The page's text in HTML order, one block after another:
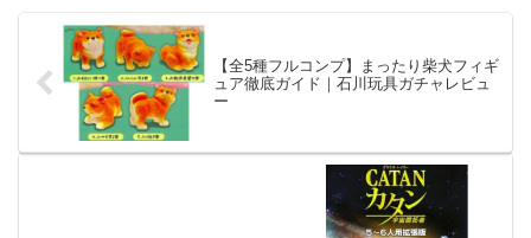
【全5種フルコンプ】まったり柴犬フィギ
ュア徹底ガイド｜石川玩具ガチャレビュ
ー